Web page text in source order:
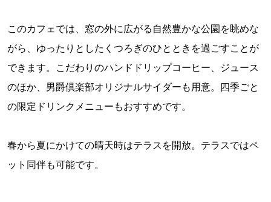
このカフェでは、窓の外に広がる自然豊かな公園を眺めな
がら、ゆったりとしたくつろぎのひとときを過ごすことが
できます。こだわりのハンドドリップコーヒー、ジュース
のほか、男爵倶楽部オリジナルサイダーも用意。四季ごと
の限定ドリンクメニューもおすすめです。
春から夏にかけての晴天時はテラスを開放。テラスではペ
ット同伴も可能です。